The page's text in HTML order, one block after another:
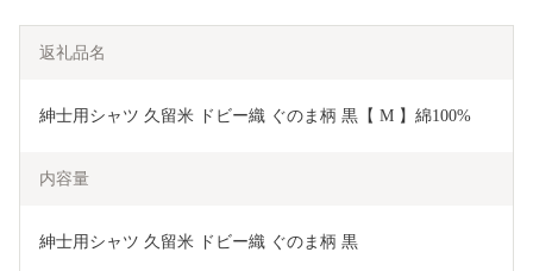
返礼品名
紳士用シャツ 久留米 ドビー織 ぐのま柄 黒【 M 】綿100%
内容量
紳士用シャツ 久留米 ドビー織 ぐのま柄 黒